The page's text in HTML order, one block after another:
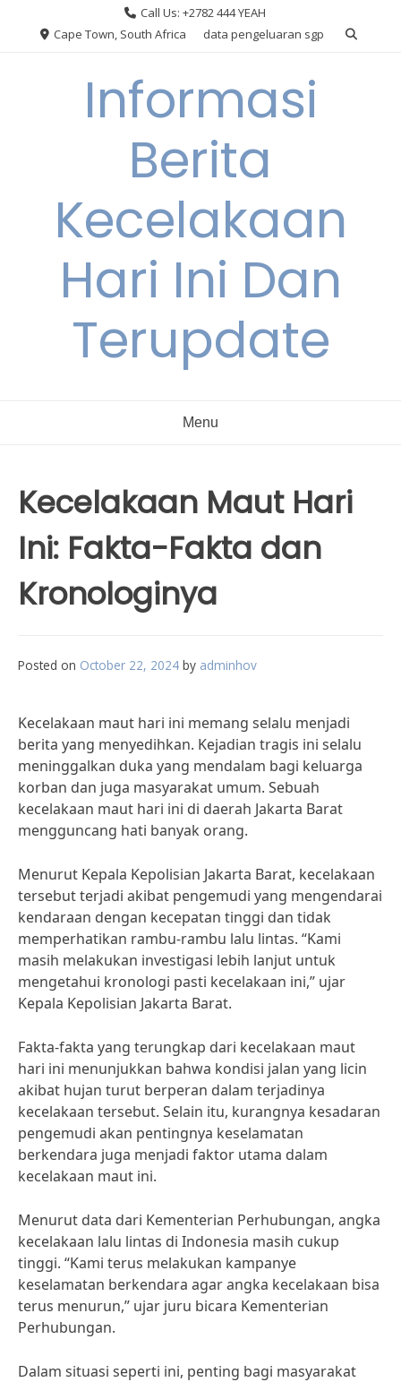
Call Us: +2782 444 YEAH
Cape Town, South Africa
data pengeluaran sgp
Informasi
Berita
Kecelakaan
Hari Ini Dan
Terupdate
Menu
Kecelakaan Maut Hari
Ini: Fakta-Fakta dan
Kronologinya
Posted on October 22, 2024 by adminhov
Kecelakaan maut hari ini memang selalu menjadi
berita yang menyedihkan. Kejadian tragis ini selalu
meninggalkan duka yang mendalam bagi keluarga
korban dan juga masyarakat umum. Sebuah
kecelakaan maut hari ini di daerah Jakarta Barat
mengguncang hati banyak orang.
Menurut Kepala Kepolisian Jakarta Barat, kecelakaan
tersebut terjadi akibat pengemudi yang mengendarai
kendaraan dengan kecepatan tinggi dan tidak
memperhatikan rambu-rambu lalu lintas. “Kami
masih melakukan investigasi lebih lanjut untuk
mengetahui kronologi pasti kecelakaan ini,” ujar
Kepala Kepolisian Jakarta Barat.
Fakta-fakta yang terungkap dari kecelakaan maut
hari ini menunjukkan bahwa kondisi jalan yang licin
akibat hujan turut berperan dalam terjadinya
kecelakaan tersebut. Selain itu, kurangnya kesadaran
pengemudi akan pentingnya keselamatan
berkendara juga menjadi faktor utama dalam
kecelakaan maut ini.
Menurut data dari Kementerian Perhubungan, angka
kecelakaan lalu lintas di Indonesia masih cukup
tinggi. “Kami terus melakukan kampanye
keselamatan berkendara agar angka kecelakaan bisa
terus menurun,” ujar juru bicara Kementerian
Perhubungan.
Dalam situasi seperti ini, penting bagi masyarakat